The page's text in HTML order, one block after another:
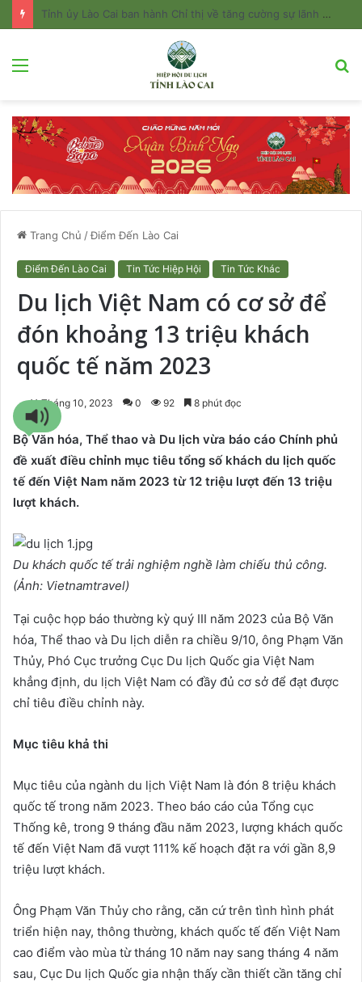
Tỉnh ủy Lào Cai ban hành Chỉ thị về tăng cường sự lãnh đạo của Đảng đối với công tác quản lý và phát triển du lịch
Menu
Trang Chủ /Điểm Đến Lào Cai
Điểm Đến Lào Cai Tin Tức Hiệp Hội Tin Tức Khác
Du lịch Việt Nam có cơ sở để
đón khoảng 13 triệu khách
quốc tế năm 2023
11 Tháng 10, 2023 0 92 8 phút đọc
Bộ Văn hóa, Thể thao và Du lịch vừa báo cáo Chính phủ
đề xuất điều chỉnh mục tiêu tổng số khách du lịch quốc
tế đến Việt Nam năm 2023 từ 12 triệu lượt đến 13 triệu
lượt khách.
Du khách quốc tế trải nghiệm nghề làm chiếu thủ công.
(Ảnh: Vietnamtravel)
Tại cuộc họp báo thường kỳ quý III năm 2023 của Bộ Văn
hóa, Thể thao và Du lịch diễn ra chiều 9/10, ông Phạm Văn
Thủy, Phó Cục trưởng Cục Du lịch Quốc gia Việt Nam
khẳng định, du lịch Việt Nam có đầy đủ cơ sở để đạt được
chỉ tiêu điều chỉnh này.
Mục tiêu khả thi
Mục tiêu của ngành du lịch Việt Nam là đón 8 triệu khách
quốc tế trong năm 2023. Theo báo cáo của Tổng cục
Thống kê, trong 9 tháng đầu năm 2023, lượng khách quốc
tế đến Việt Nam đã vượt 111% kế hoạch đặt ra với gần 8,9
triệu lượt khách.
Ông Phạm Văn Thủy cho rằng, căn cứ trên tình hình phát
triển hiện nay, thông thường, khách quốc tế đến Việt Nam
cao điểm vào mùa từ tháng 10 năm nay sang tháng 4 năm
sau, Cục Du lịch Quốc gia nhận thấy cần thiết cần tăng chỉ